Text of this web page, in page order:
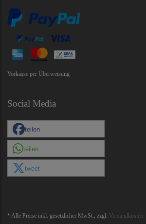
Vorkasse per Überweisung
Social Media
teilen
teilen
tweet
* Alle Preise inkl. gesetzlicher MwSt., zzgl. Versandkosten